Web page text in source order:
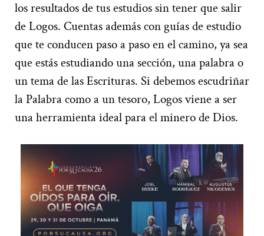
los resultados de tus estudios sin tener que salir
de Logos. Cuentas además con guías de estudio
que te conducen paso a paso en el camino, ya sea
que estás estudiando una sección, una palabra o
un tema de las Escrituras. Si debemos escudriñar
la Palabra como a un tesoro, Logos viene a ser
una herramienta ideal para el minero de Dios.